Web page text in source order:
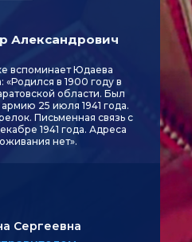
Александрович
вспоминает Юдаева
«Родился в 1900 году в
области. Был
25 июля 1941 года.
Письменная связь с
1941 года. Адреса
нет».
Сергеевна